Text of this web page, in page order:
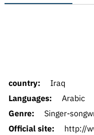
country:
Iraq
Languages:
Arabic
Genre:
Singer-
Official site:
http://